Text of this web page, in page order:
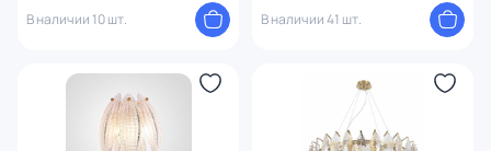
В наличии 10 шт.
В наличии 41 шт.